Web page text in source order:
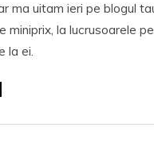
ma uitam ieri pe blogul
miniprix, la lucrusoarele
la ei.